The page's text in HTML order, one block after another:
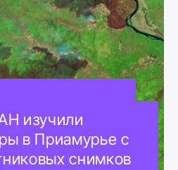
изучили
в Приамурье с
снимков